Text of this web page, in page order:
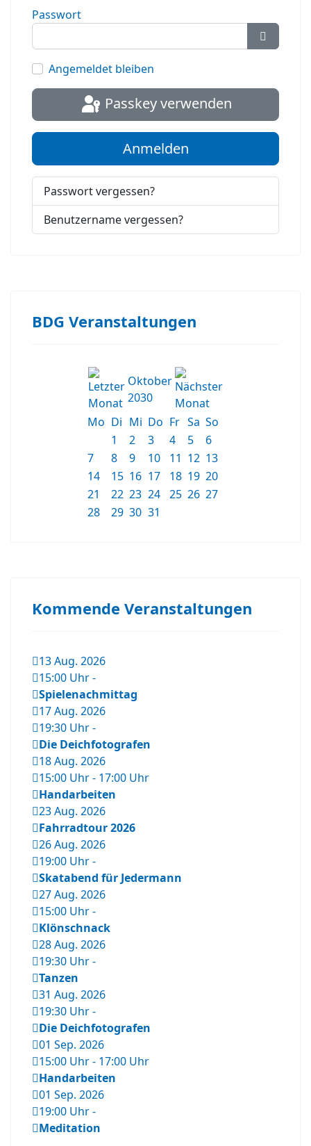
Passwort
Angemeldet bleiben
Passkey verwenden
Anmelden
Passwort vergessen?
Benutzername vergessen?
BDG Veranstaltungen
Oktober
2030
Mo Di Mi Do Fr Sa So
1
2 3 4 5
6
7
8 9 10 11 12 13
14
15 16 17 18 19 20
21
22 23 24 25 26 27
28
29 30 31
Kommende Veranstaltungen
13 Aug. 2026
15:00 Uhr-
Spielenachmittag
17 Aug. 2026
19:30 Uhr-
Die Deichfotografen
18 Aug. 2026
15:00 Uhr- 17:00 Uhr
Handarbeiten
23 Aug. 2026
Fahrradtour 2026
26 Aug. 2026
19:00 Uhr-
Skatabend für Jedermann
27 Aug. 2026
15:00 Uhr-
Klönschnack
28 Aug. 2026
19:30 Uhr-
Tanzen
31 Aug. 2026
19:30 Uhr-
Die Deichfotografen
01 Sep. 2026
15:00 Uhr- 17:00 Uhr
Handarbeiten
01 Sep. 2026
19:00 Uhr-
Meditation